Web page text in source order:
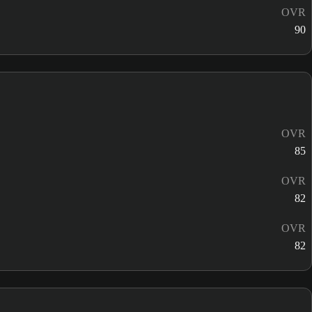
OVR
90
OVR
85
OVR
82
OVR
82